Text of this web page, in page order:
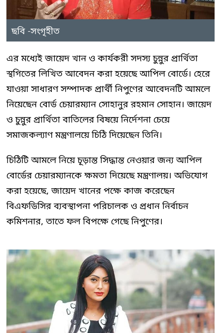
ছবি -সংগৃহীত
এর মধ্যেই জায়েদ খান ও কার্যকরী সদস্য চুন্নুর প্রার্থিতা
স্থগিতের লিখিত আবেদন করা হয়েছে আপিল বোর্ডে। হেরে
যাওয়া সাধারণ সম্পাদক প্রার্থী নিপুণের আবেদনটি আমলে
নিয়েছেন বোর্ড চেয়ারম্যান সোহানুর রহমান সোহান। জায়েদ
ও চুন্নুর প্রার্থিতা বাতিলের বিষয়ে নির্দেশনা চেয়ে
সমাজকল্যাণ মন্ত্রণালয়ে চিঠি দিয়েছেন তিনি।
চিঠিটি আমলে নিয়ে চূড়ান্ত সিদ্ধান্ত নেওয়ার জন্য আপিল
বোর্ডের চেয়ারম্যানকে ক্ষমতা দিয়েছে মন্ত্রণালয়। অভিযোগ
করা হয়েছে, জায়েদ খানের পক্ষে কাজ করেছেন
বিএফডিসির ব্যবস্থাপনা পরিচালক ও প্রধান নির্বাচন
কমিশনার, তাতে ফল বিপক্ষে গেছে নিপুণের।